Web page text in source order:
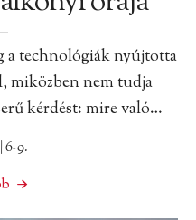
a technológiák nyújtotta
miközben nem tudja
kérdést: mire való…
6-9.